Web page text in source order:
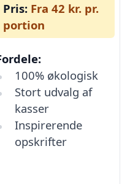
Pris: Fra 42 kr. pr.
portion
100% økologisk
Stort udvalg af
kasser
Inspirerende
opskrifter